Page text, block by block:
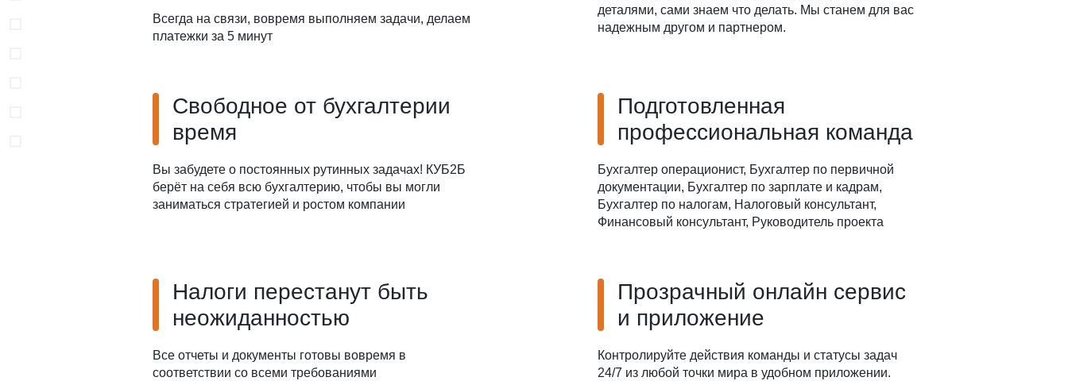
Всегда на связи, вовремя выполняем задачи, делаем
платежки за 5 минут
деталями, сами знаем что делать. Мы станем для вас
надежным другом и партнером.
Свободное от бухгалтерии
время
Вы забудете о постоянных рутинных задачах! КУБ2Б
берёт на себя всю бухгалтерию, чтобы вы могли
заниматься стратегией и ростом компании
Подготовленная
профессиональная команда
Бухгалтер операционист, Бухгалтер по первичной
документации, Бухгалтер по зарплате и кадрам,
Бухгалтер по налогам, Налоговый консультант,
Финансовый консультант, Руководитель проекта
Налоги перестанут быть
неожиданностью
Все отчеты и документы готовы вовремя в
соответствии со всеми требованиями
Прозрачный онлайн сервис
и приложение
Контролируйте действия команды и статусы задач
24/7 из любой точки мира в удобном приложении.